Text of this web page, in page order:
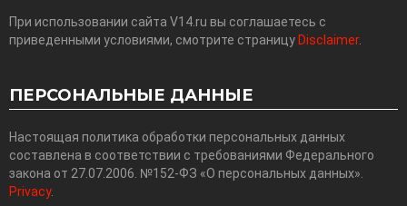
При использовании сайта V14.ru вы соглашаетесь с
приведенными условиями, смотрите страницу Disclaimer.
ПЕРСОНАЛЬНЫЕ ДАННЫЕ
Настоящая политика обработки персональных данных
составлена в соответствии с требованиями Федерального
закона от 27.07.2006. №152-ФЗ «О персональных данных».
Privacy.